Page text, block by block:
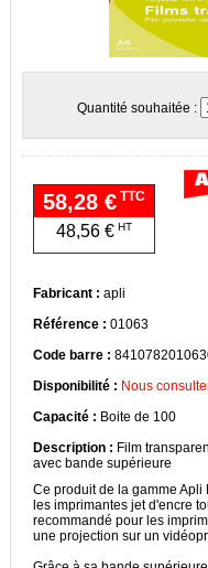
Quantité souhaitée :
58,28 €TTC
48,56 €HT
Fabricant : apli
Référence : 01063
Code barre :
Disponibilité : Nous
Capacité : Boite de 100
Description : Film
avec bande supérieure
Ce produit de la gamme
les imprimantes jet d'encre
recommandé pour les
une projection sur un